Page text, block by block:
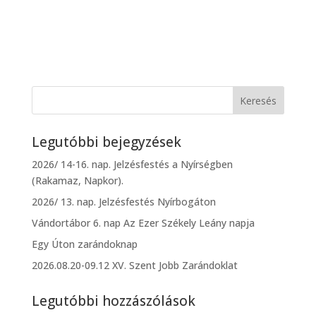
Legutóbbi bejegyzések
2026/ 14-16. nap. Jelzésfestés a Nyírségben
(Rakamaz, Napkor).
2026/ 13. nap. Jelzésfestés Nyírbogáton
Vándortábor 6. nap Az Ezer Székely Leány napja
Egy Úton zarándoknap
2026.08.20-09.12 XV. Szent Jobb Zarándoklat
Legutóbbi hozzászólások